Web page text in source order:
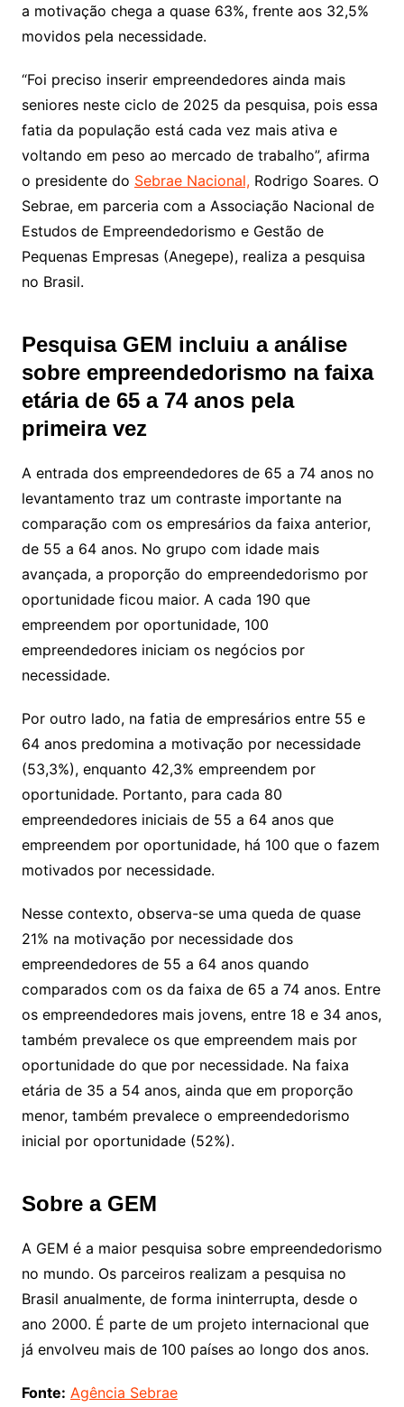
a motivação chega a quase 63%, frente aos 32,5%
movidos pela necessidade.
“Foi preciso inserir empreendedores ainda mais
seniores neste ciclo de 2025 da pesquisa, pois essa
fatia da população está cada vez mais ativa e
voltando em peso ao mercado de trabalho”, afirma
o presidente do Sebrae Nacional,Rodrigo Soares. O
Sebrae, em parceria com a Associação Nacional de
Estudos de Empreendedorismo e Gestão de
Pequenas Empresas (Anegepe), realiza a pesquisa
no Brasil.
Pesquisa GEM incluiu a análise
sobre empreendedorismo na faixa
etária de 65 a 74 anos pela
primeira vez
A entrada dos empreendedores de 65 a 74 anos no
levantamento traz um contraste importante na
comparação com os empresários da faixa anterior,
de 55 a 64 anos. No grupo com idade mais
avançada, a proporção do empreendedorismo por
oportunidade ficou maior. A cada 190 que
empreendem por oportunidade, 100
empreendedores iniciam os negócios por
necessidade.
Por outro lado, na fatia de empresários entre 55 e
64 anos predomina a motivação por necessidade
(53,3%), enquanto 42,3% empreendem por
oportunidade. Portanto, para cada 80
empreendedores iniciais de 55 a 64 anos que
empreendem por oportunidade, há 100 que o fazem
motivados por necessidade.
Nesse contexto, observa-se uma queda de quase
21% na motivação por necessidade dos
empreendedores de 55 a 64 anos quando
comparados com os da faixa de 65 a 74 anos. Entre
os empreendedores mais jovens, entre 18 e 34 anos,
também prevalece os que empreendem mais por
oportunidade do que por necessidade. Na faixa
etária de 35 a 54 anos, ainda que em proporção
menor, também prevalece o empreendedorismo
inicial por oportunidade (52%).
Sobre a GEM
A GEM é a maior pesquisa sobre empreendedorismo
no mundo. Os parceiros realizam a pesquisa no
Brasil anualmente, de forma ininterrupta, desde o
ano 2000. É parte de um projeto internacional que
já envolveu mais de 100 países ao longo dos anos.
Fonte: Agência Sebrae